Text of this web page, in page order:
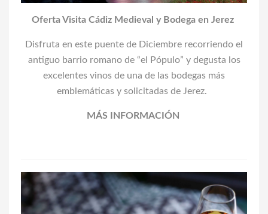
Oferta Visita Cádiz Medieval y Bodega en Jerez
Disfruta en este puente de Diciembre recorriendo el
antiguo barrio romano de “el Pópulo” y degusta los
excelentes vinos de una de las bodegas más
emblemáticas y solicitadas de Jerez.
MÁS INFORMACIÓN